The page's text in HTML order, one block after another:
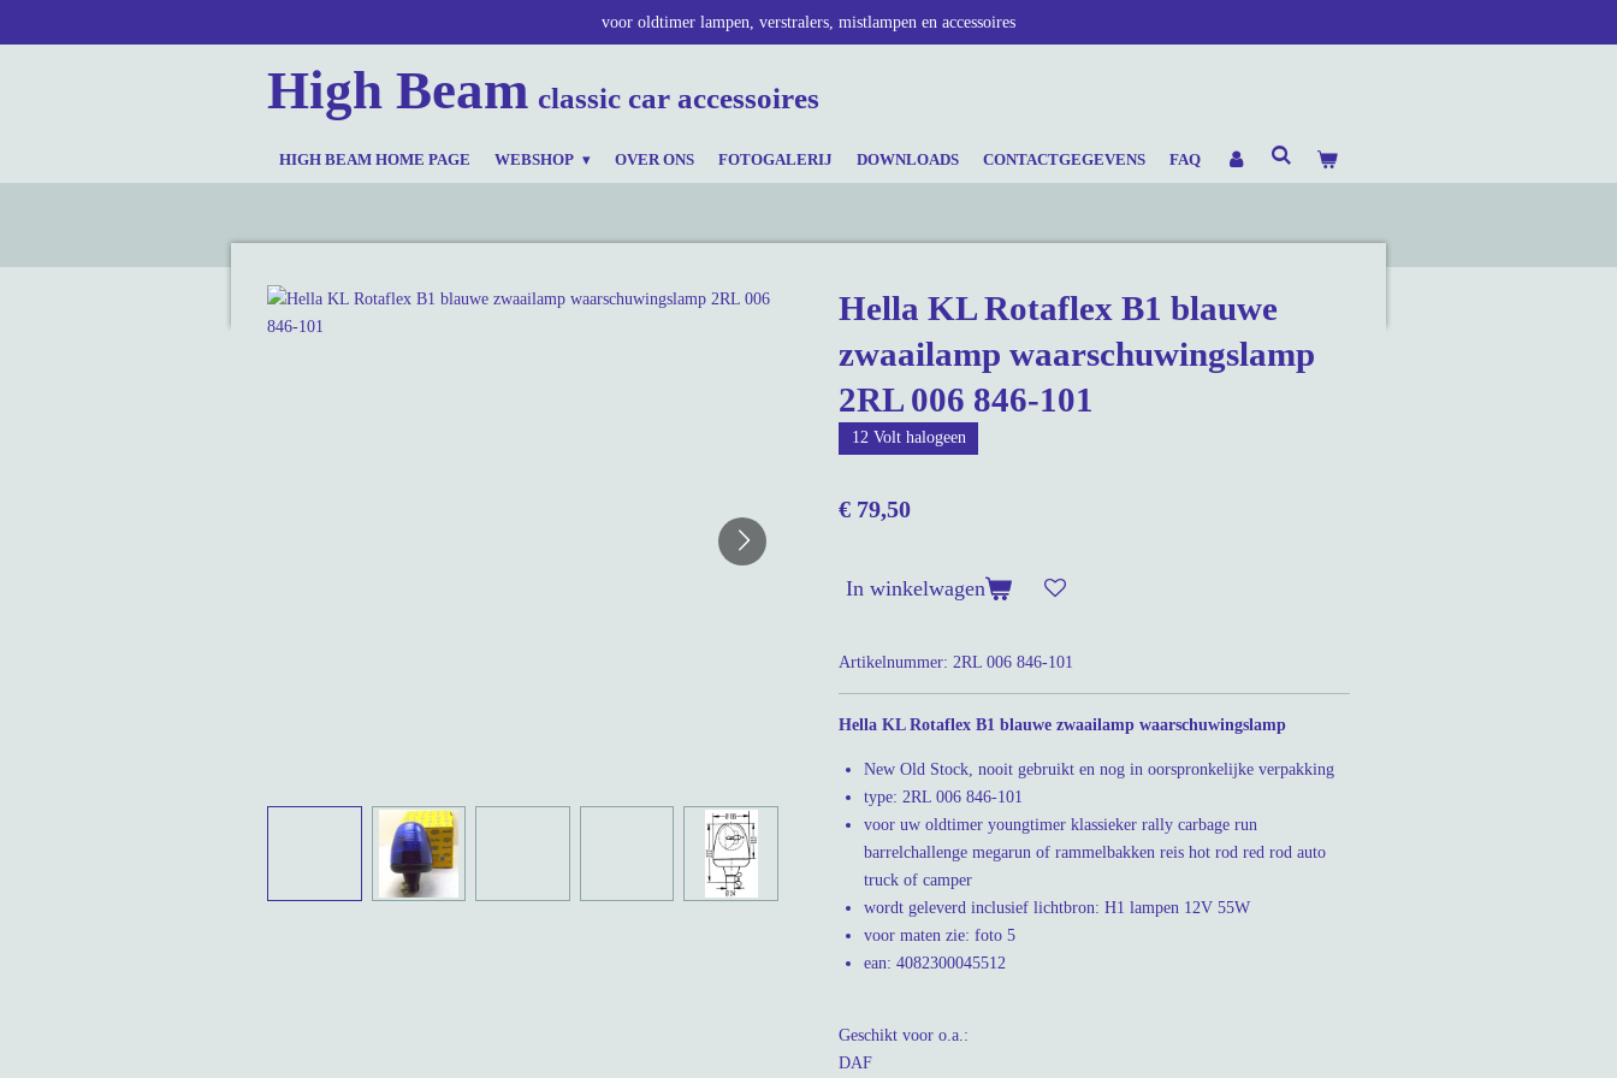
voor oldtimer lampen, verstralers, mistlampen en accessoires
High Beam classic car accessoires
HIGH BEAM HOME PAGE WEBSHOP OVER ONS FOTOGALERIJ DOWNLOADS CONTACTGEGEVENS FAQ
Hella KL Rotaflex B1 blauwe
zwaailamp waarschuwingslamp
2RL 006 846-101
12 Volt halogeen
€ 79,50
In winkelwagen
Artikelnummer: 2RL 006 846-101
Hella KL Rotaflex B1 blauwe zwaailamp waarschuwingslamp
New Old Stock, nooit gebruikt en nog in oorspronkelijke verpakking
type: 2RL 006 846-101
voor uw oldtimer youngtimer klassieker rally carbage run
barrelchallenge megarun of rammelbakken reis hot rod red rod auto
truck of camper
wordt geleverd inclusief lichtbron: H1 lampen 12V 55W
voor maten zie: foto 5
ean: 4082300045512
Geschikt voor o.a.:
DAF